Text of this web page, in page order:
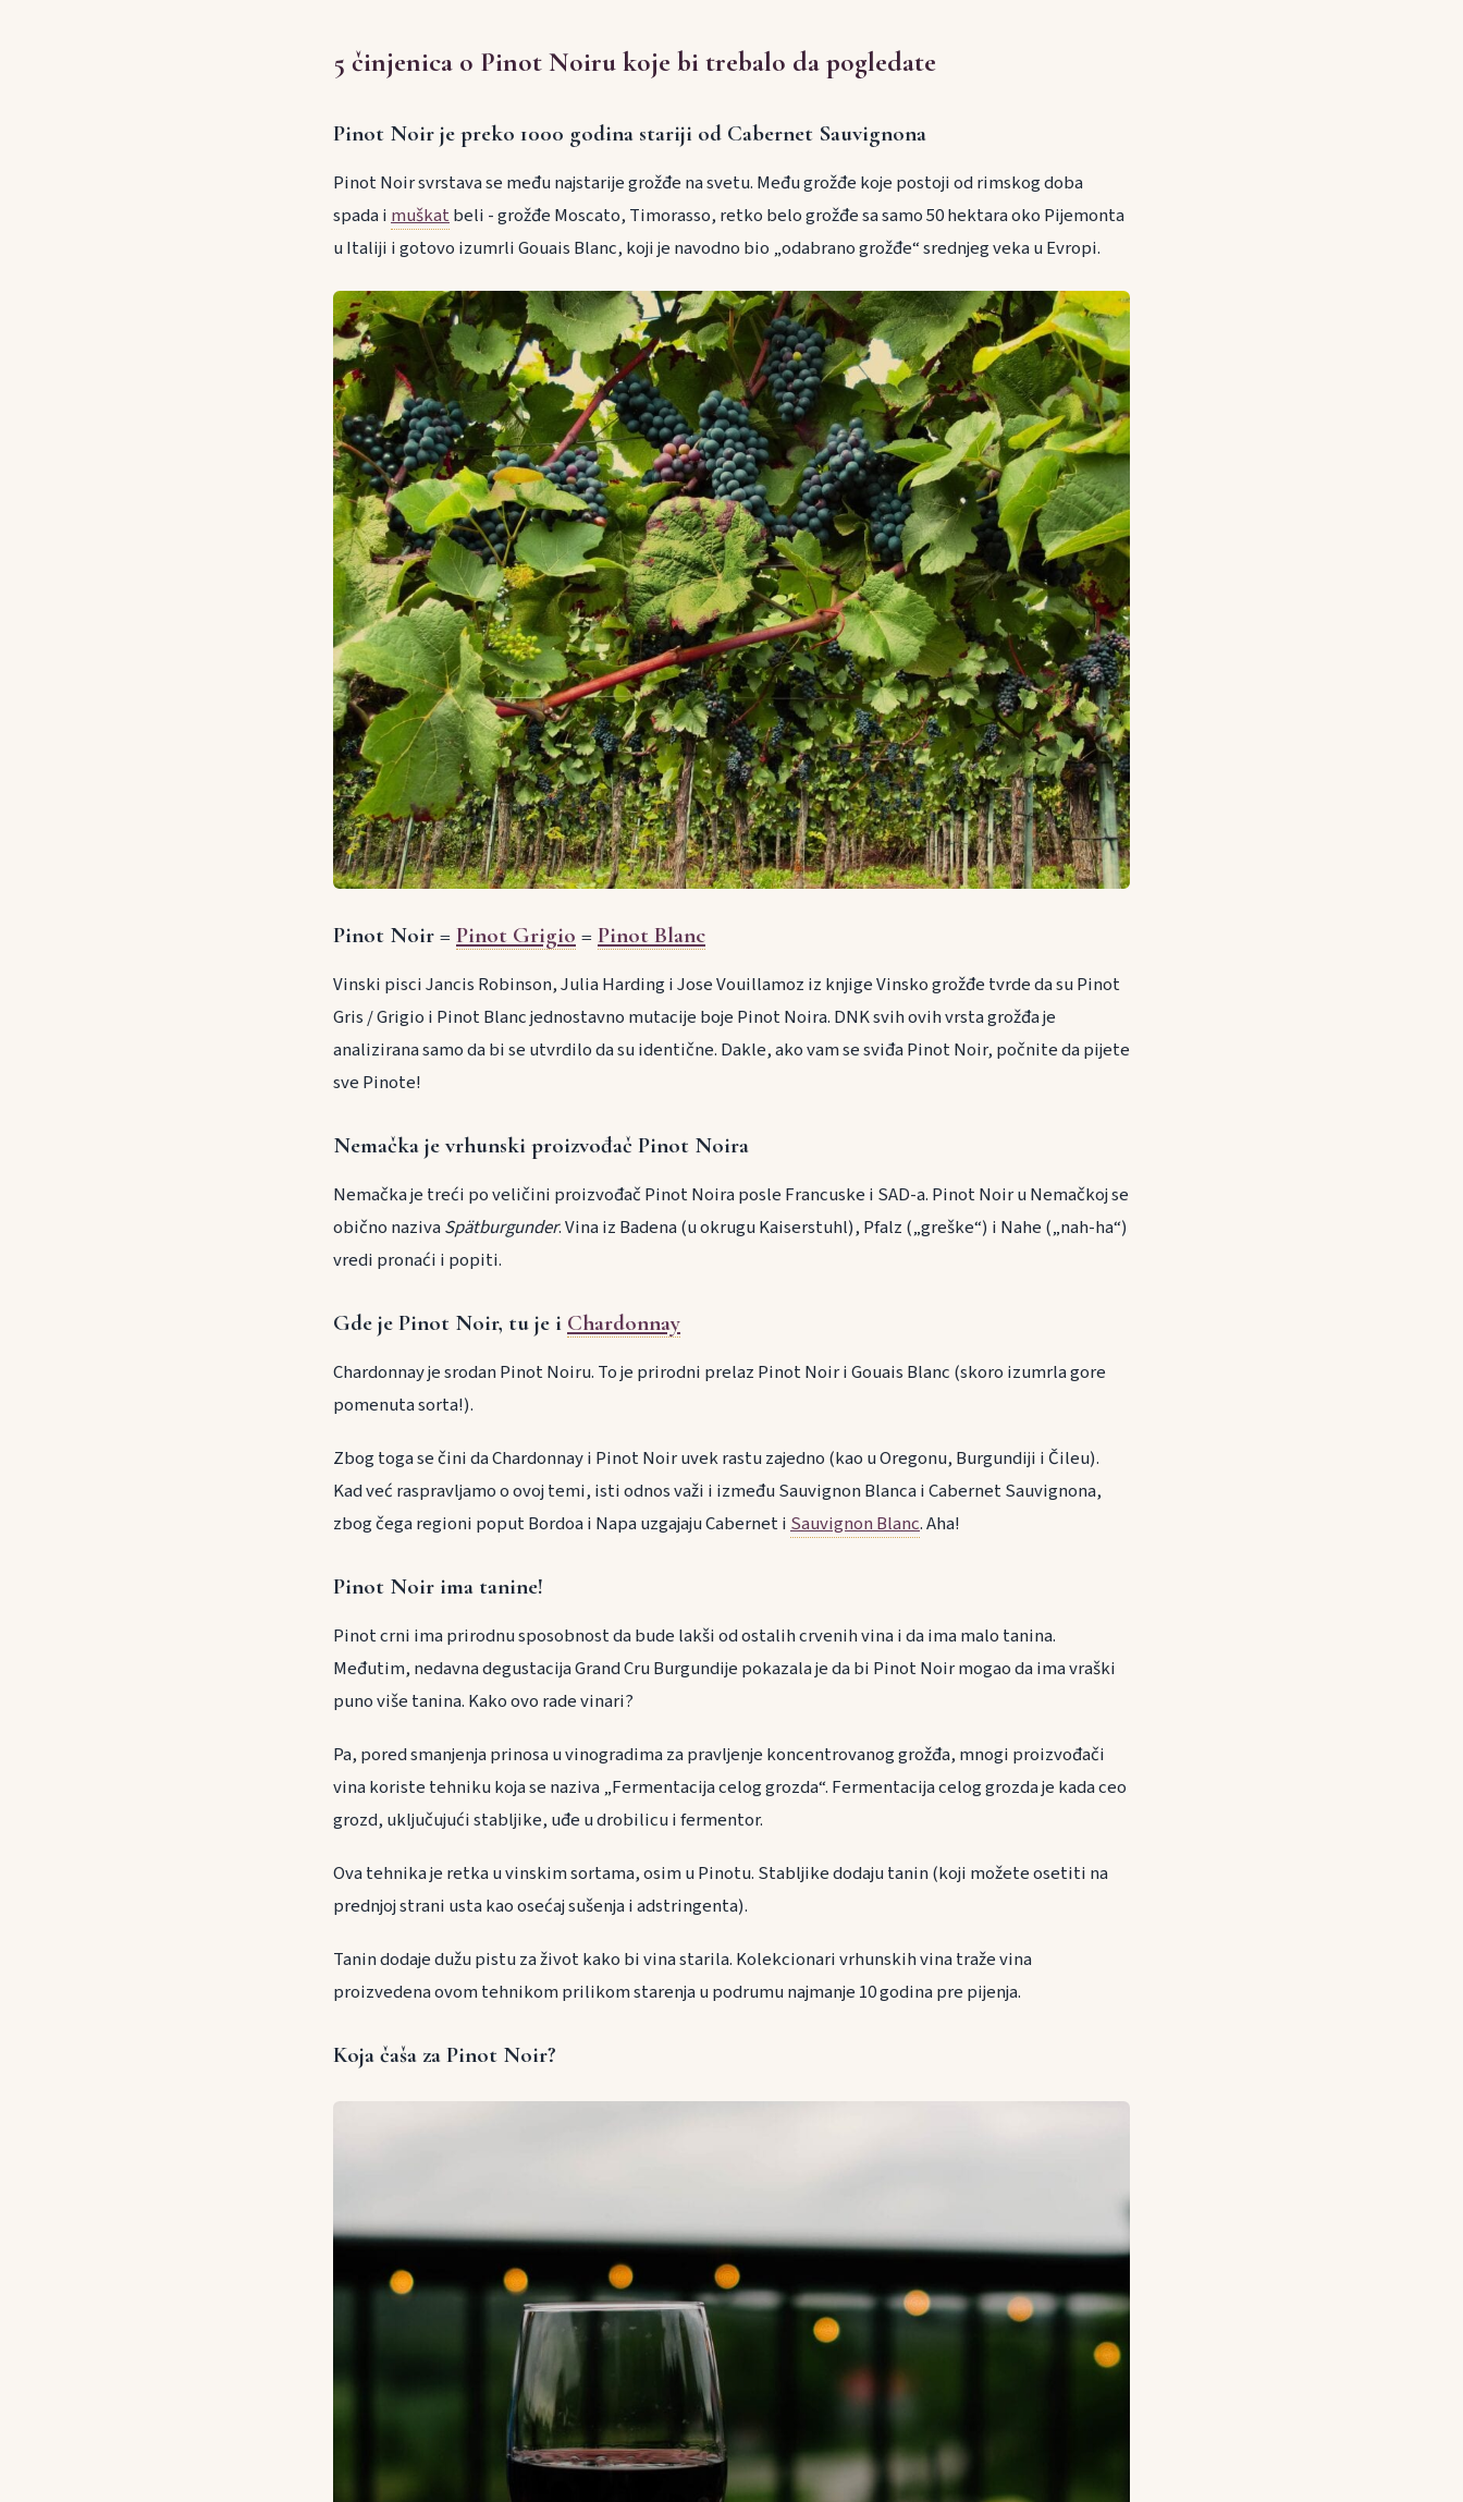
5 činjenica o Pinot Noiru koje bi trebalo da pogledate
Pinot Noir je preko 1000 godina stariji od Cabernet Sauvignona
Pinot Noir svrstava se među najstarije grožđe na svetu. Među grožđe koje postoji od rimskog doba
spada i muškat beli - grožđe Moscato, Timorasso, retko belo grožđe sa samo 50 hektara oko Pijemonta
u Italiji i gotovo izumrli Gouais Blanc, koji je navodno bio „odabrano grožđe“ srednjeg veka u Evropi.
Pinot Noir = Pinot Grigio = Pinot Blanc
Vinski pisci Jancis Robinson, Julia Harding i Jose Vouillamoz iz knjige Vinsko grožđe tvrde da su Pinot
Gris / Grigio i Pinot Blanc jednostavno mutacije boje Pinot Noira. DNK svih ovih vrsta grožđa je
analizirana samo da bi se utvrdilo da su identične. Dakle, ako vam se sviđa Pinot Noir, počnite da pijete
sve Pinote!
Nemačka je vrhunski proizvođač Pinot Noira
Nemačka je treći po veličini proizvođač Pinot Noira posle Francuske i SAD-a. Pinot Noir u Nemačkoj se
obično nazivaSpätburgunder. Vina iz Badena (u okrugu Kaiserstuhl), Pfalz („greške“) i Nahe („nah-ha“)
vredi pronaći i popiti.
Gde je Pinot Noir, tu je i Chardonnay
Chardonnay je srodan Pinot Noiru. To je prirodni prelaz Pinot Noir i Gouais Blanc (skoro izumrla gore
pomenuta sorta!).
Zbog toga se čini da Chardonnay i Pinot Noir uvek rastu zajedno (kao u Oregonu, Burgundiji i Čileu).
Kad već raspravljamo o ovoj temi, isti odnos važi i između Sauvignon Blanca i Cabernet Sauvignona,
zbog čega regioni poput Bordoa i Napa uzgajaju Cabernet i Sauvignon Blanc. Aha!
Pinot Noir ima tanine!
Pinot crni ima prirodnu sposobnost da bude lakši od ostalih crvenih vina i da ima malo tanina.
Međutim, nedavna degustacija Grand Cru Burgundije pokazala je da bi Pinot Noir mogao da ima vraški
puno više tanina. Kako ovo rade vinari?
Pa, pored smanjenja prinosa u vinogradima za pravljenje koncentrovanog grožđa, mnogi proizvođači
vina koriste tehniku koja se naziva „Fermentacija celog grozda“. Fermentacija celog grozda je kada ceo
grozd, uključujući stabljike, uđe u drobilicu i fermentor.
Ova tehnika je retka u vinskim sortama, osim u Pinotu. Stabljike dodaju tanin (koji možete osetiti na
prednjoj strani usta kao osećaj sušenja i adstringenta).
Tanin dodaje dužu pistu za život kako bi vina starila. Kolekcionari vrhunskih vina traže vina
proizvedena ovom tehnikom prilikom starenja u podrumu najmanje 10 godina pre pijenja.
Koja čaša za Pinot Noir?